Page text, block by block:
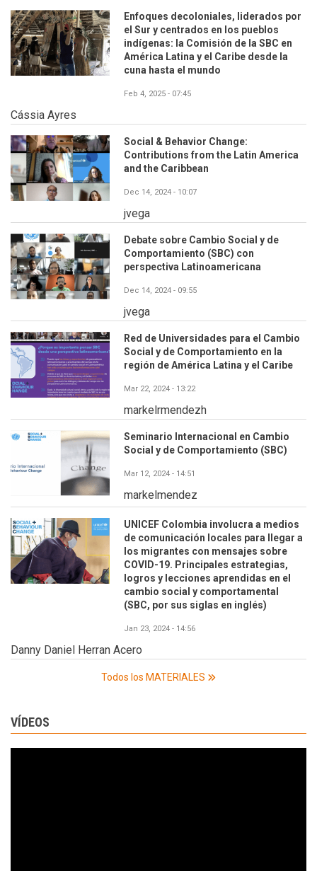
Enfoques decoloniales, liderados por
el Sur y centrados en los pueblos
indígenas: la Comisión de la SBC en
América Latina y el Caribe desde la
cuna hasta el mundo
Feb 4, 2025 - 07:45
Cássia Ayres
Social & Behavior Change:
Contributions from the Latin America
and the Caribbean
Dec 14, 2024 - 10:07
jvega
Debate sobre Cambio Social y de
Comportamiento (SBC) con
perspectiva Latinoamericana
Dec 14, 2024 - 09:55
jvega
Red de Universidades para el Cambio
Social y de Comportamiento en la
región de América Latina y el Caribe
Mar 22, 2024 - 13:22
markelrmendezh
Seminario Internacional en Cambio
Social y de Comportamiento (SBC)
Mar 12, 2024 - 14:51
markelmendez
UNICEF Colombia involucra a medios
de comunicación locales para llegar a
los migrantes con mensajes sobre
COVID-19. Principales estrategias,
logros y lecciones aprendidas en el
cambio social y comportamental
(SBC, por sus siglas en inglés)
Jan 23, 2024 - 14:56
Danny Daniel Herran Acero
Todos los MATERIALES
VÍDEOS